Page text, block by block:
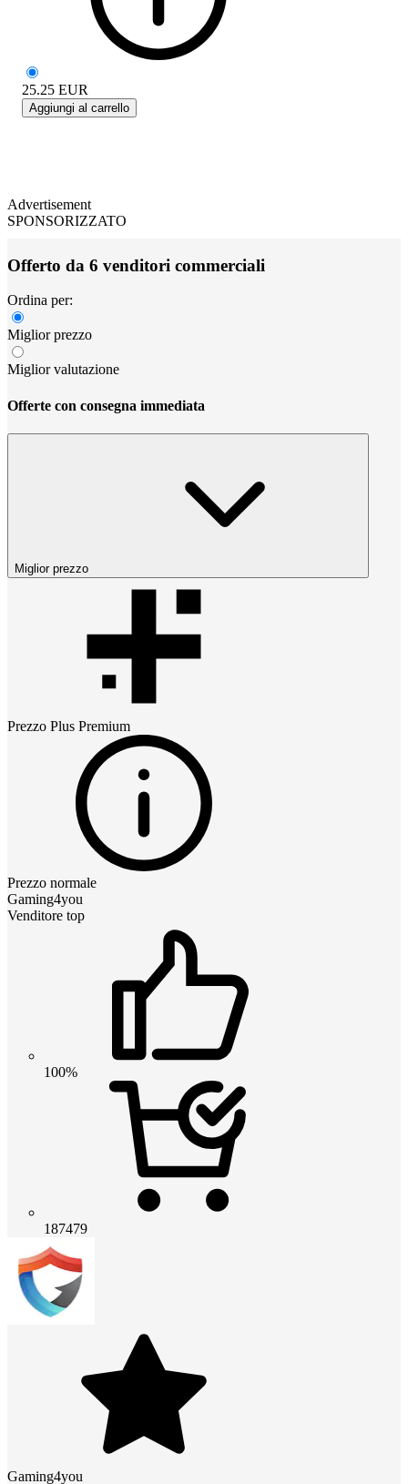
25.25 EUR
Aggiungi al carrello
Advertisement
SPONSORIZZATO
Offerto da 6 venditori commerciali
Ordina per:
Miglior prezzo
Miglior valutazione
Offerte con consegna immediata
Miglior prezzo
Prezzo Plus Premium
Prezzo normale
Gaming4you
Venditore top
100%
187479
Gaming4you